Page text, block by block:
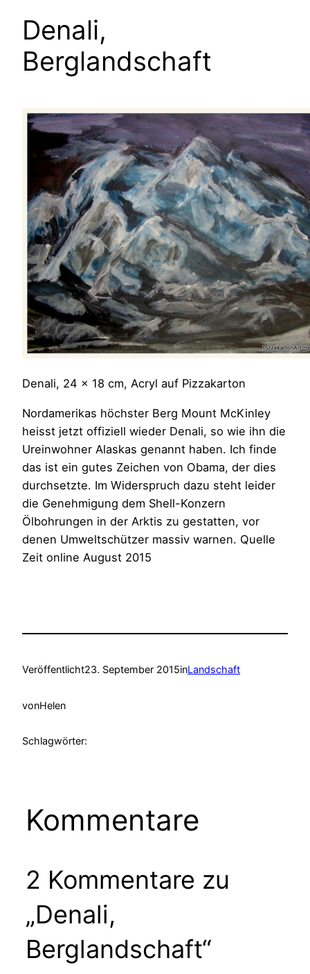
Denali,
Berglandschaft
Denali, 24 x 18 cm, Acryl auf Pizzakarton
Nordamerikas höchster Berg Mount McKinley
heisst jetzt offiziell wieder Denali, so wie ihn die
Ureinwohner Alaskas genannt haben. Ich finde
das ist ein gutes Zeichen von Obama, der dies
durchsetzte. Im Widerspruch dazu steht leider
die Genehmigung dem Shell-Konzern
Ölbohrungen in der Arktis zu gestatten, vor
denen Umweltschützer massiv warnen. Quelle
Zeit online August 2015
Veröffentlicht23. September 2015inLandschaft
vonHelen
Schlagwörter:
Kommentare
2 Kommentare zu
„Denali,
Berglandschaft“